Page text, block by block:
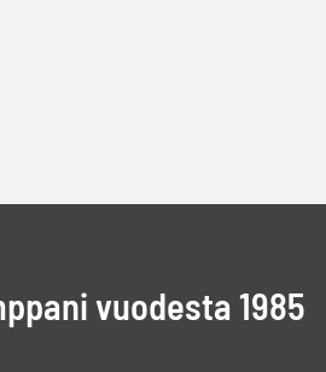
vuodesta 1985